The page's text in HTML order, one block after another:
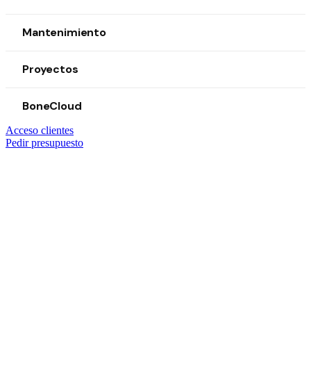
Mantenimiento
Proyectos
BoneCloud
Acceso clientes
Pedir presupuesto